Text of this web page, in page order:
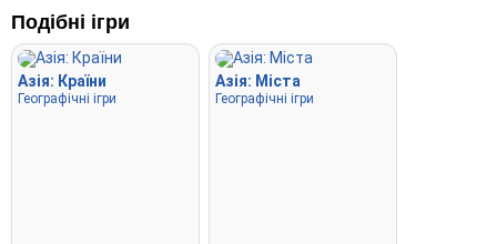
Введіть
Літати: Використовуйте стрілки або клавіші WASD для
керування та натисніть пробіл для прискорення.
Подібні ігри
Азія: Країни
Географічні ігри
Азія: Міста
Географічні ігри